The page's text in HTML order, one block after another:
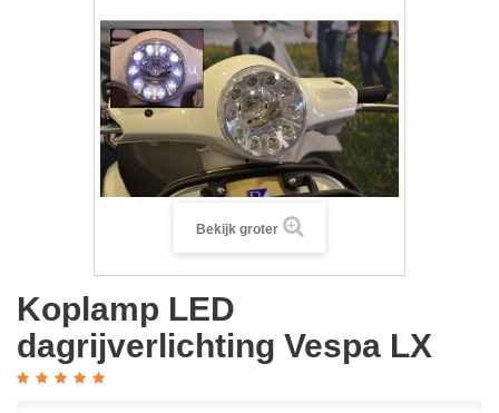
Bekijk groter
Koplamp LED
dagrijverlichting Vespa LX